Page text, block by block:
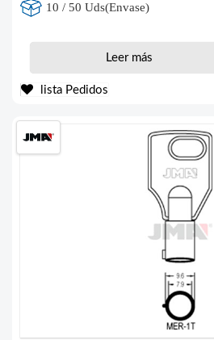
10 / 50 Uds(Envase)
Leer más
lista Pedidos